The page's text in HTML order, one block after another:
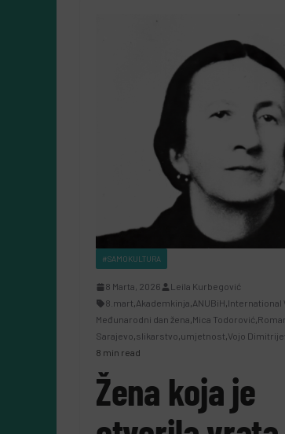
#SAMOKULTURA
8 Marta, 2026
Leila Kurbegović
8.mart,Akademkinja,ANUBiH,International
Međunarodni dan žena,Mica Todorović,
Sarajevo,slikarstvo,umjetnost,Vojo
8 min read
Žena koja je